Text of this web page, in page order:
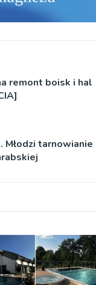
remont boisk i hal
tarnowianie